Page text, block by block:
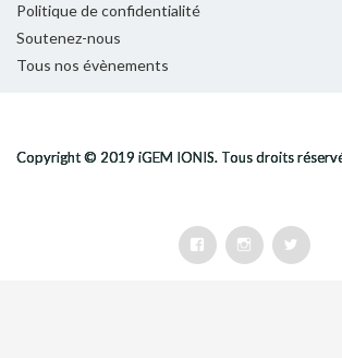
Politique de confidentialité
Soutenez-nous
Tous nos évènements
FacebookInstagramTwitter